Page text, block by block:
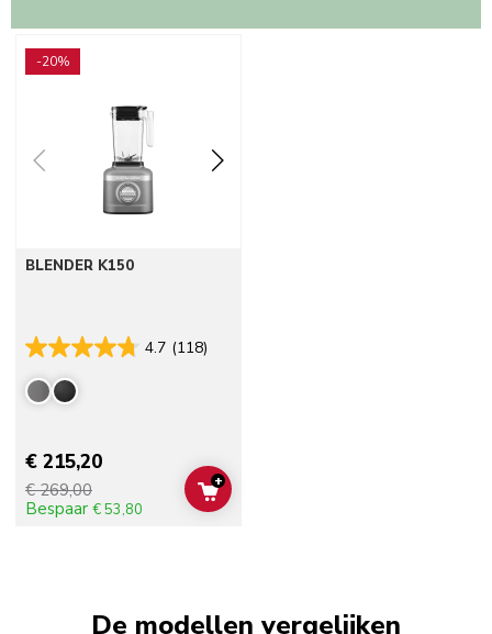
-20%
BLENDER K150
4.7 (118)
€ 215,20
€ 269,00
Bespaar € 53,80
ADD TO CART
+
De modellen vergelijken